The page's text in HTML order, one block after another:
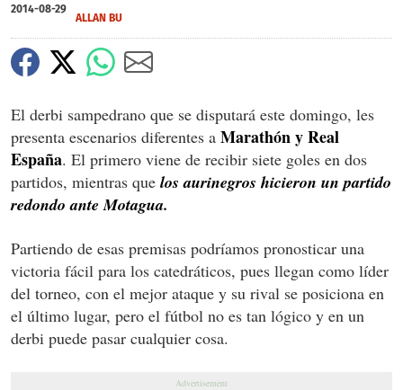
2014-08-29
ALLAN BU
El derbi sampedrano que se disputará este domingo, les
presenta escenarios diferentes a Marathón y Real
España. El primero viene de recibir siete goles en dos
partidos, mientras que los aurinegros hicieron un partido
redondo ante Motagua.
Partiendo de esas premisas podríamos pronosticar una
victoria fácil para los catedráticos, pues llegan como líder
del torneo, con el mejor ataque y su rival se posiciona en
el último lugar, pero el fútbol no es tan lógico y en un
derbi puede pasar cualquier cosa.